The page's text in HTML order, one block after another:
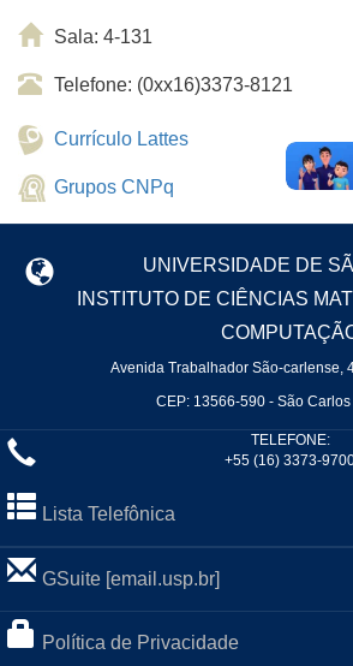
Sala: 4-131
Telefone: (0xx16)3373-8121
Currículo Lattes
Grupos CNPq
UNIVERSIDADE DE
INSTITUTO DE CIÊNCIAS
Avenida Trabalhador São-carlense,
CEP: 13566-590 - São Carlos
TELEFONE:
+55 (16) 3373-
Lista Telefônica
GSuite [email.usp.br]
Política de Privacidade